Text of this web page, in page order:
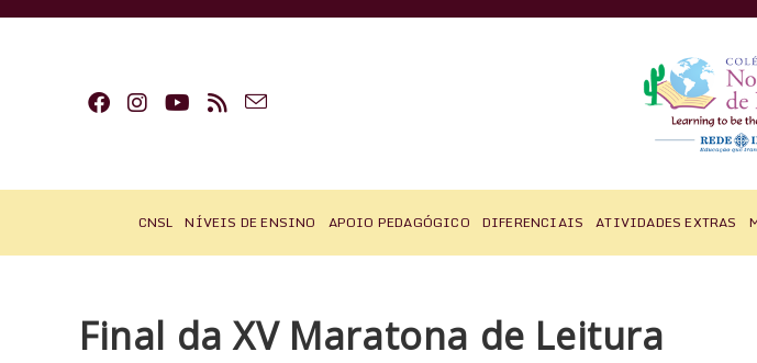
Ir
CNSL NÍVEIS DE ENSINO APOIO PEDAGÓGICO DIFERENCIAIS ATIVIDADES EXTRAS
Final da XV Maratona de Leitura